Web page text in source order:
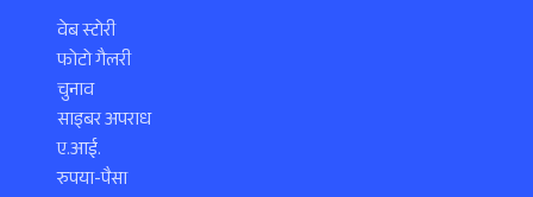
वेब स्टोरी
फोटो गैलरी
चुनाव
साइबर अपराध
ए.आई.
रुपया-पैसा